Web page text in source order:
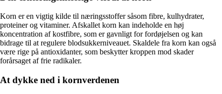
Korn er en vigtig kilde til næringsstoffer såsom fibre, kulhydrater,
proteiner og vitaminer. Afskallet korn kan indeholde en høj
koncentration af kostfibre, som er gavnligt for fordøjelsen og kan
bidrage til at regulere blodsukkerniveauet. Skaldele fra korn kan også
være rige på antioxidanter, som beskytter kroppen mod skader
forårsaget af frie radikaler.
At dykke ned i kornverdenen